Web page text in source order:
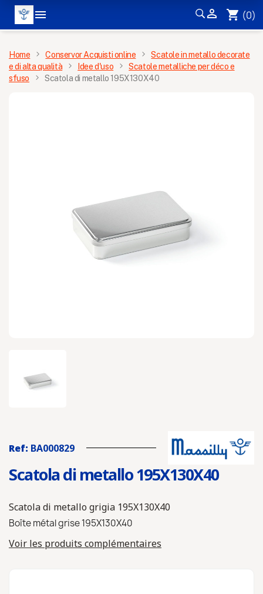
  shopping_cart (0)
MENÙ
Home Conservor Acquisti online
Scatole in metallo decorate
e di alta qualità
Idee d'uso
Scatole metalliche per déco e
sfuso
Scatola di metallo 195X130X40
Ref: BA000829
Scatola di metallo 195X130X40
Scatola di metallo grigia 195X130X40
Boîte métal grise 195X130X40
Voir les produits complémentaires